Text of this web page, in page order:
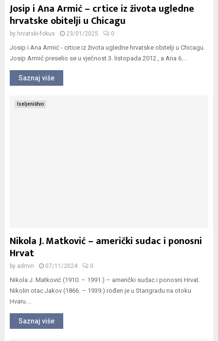
Josip i Ana Armić – crtice iz života ugledne
hrvatske obitelji u Chicagu
by hrvatski-fokus 23/01/2025 0
Josip i Ana Armić - crtice iz života ugledne hrvatske obitelji u Chicagu.
Josip Armić preselio se u vječnost 3. listopada 2012., a Ana 6....
Saznaj više
Iseljeništvo
Nikola J. Matković – američki sudac i ponosni
Hrvat
by admin 07/11/2024 0
Nikola J. Matković (1910. – 1991.) – američki sudac i ponosni Hrvat.
Nikolin otac Jakov (1866. – 1939.) rođen je u Starigradu na otoku
Hvaru....
Saznaj više